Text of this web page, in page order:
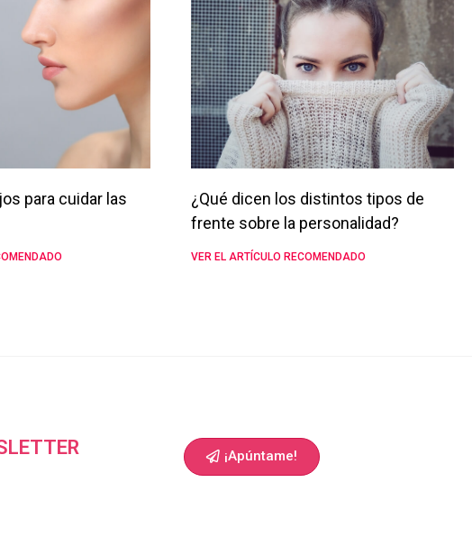
para cuidar las
¿Qué dicen los distintos tipos de
frente sobre la personalidad?
VER EL ARTÍCULO RECOMENDADO
¡Apúntame!